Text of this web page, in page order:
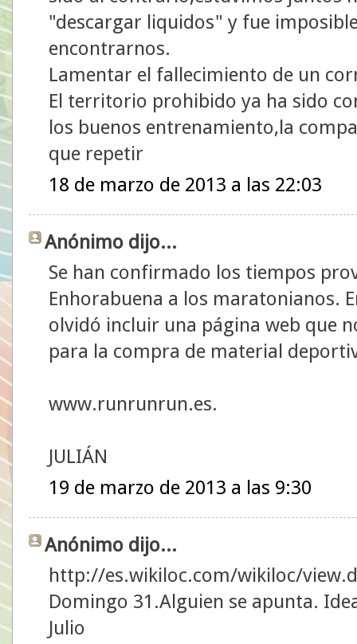
"descargar liquidos" y fue
encontrarnos.
Lamentar el fallecimiento de un
El territorio prohibido ya ha sido
los buenos entrenamiento,la
que repetir
18 de marzo de 2013 a las 22:03
Anónimo dijo...
Se han confirmado los tiempos
Enhorabuena a los maratonianos.
olvidó incluir una página web que
para la compra de material
www.runrunrun.es.
JULIÁN
19 de marzo de 2013 a las 9:30
Anónimo dijo...
http://es.wikiloc.com/wikiloc/
Domingo 31.Alguien se apunta.
Julio